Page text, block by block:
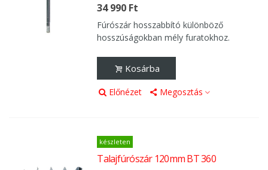
34 990 Ft
Fúrószár hosszabbító különböző
hosszúságokban mély furatokhoz.
Kosárba
Előnézet Megosztás
készleten
Talajfúrószár 120mm BT 360